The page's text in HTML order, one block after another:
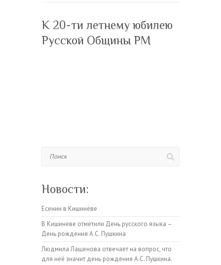
К 20-ти летнему юбилею
Русской Общины РМ
Новости:
Есенин в Кишинёве
В Кишиневе отметили День русского языка –
День рождения А.С. Пушкина
Людмила Лащенова отвечает на вопрос, что
для неё значит день рождения А.С. Пушкина.